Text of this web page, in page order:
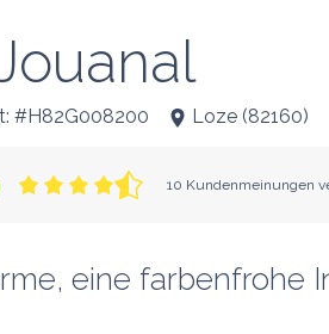
#H82G008200 Loze (82160)
10 Kundenmeinungen
eine farbenfrohe